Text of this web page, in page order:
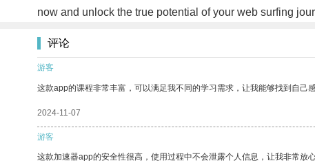
now and unlock the true potential of your web surfing
评论
游客
这款app的课程非常丰富，可以满足我不同的学习需求，让我能够找到自己感
2024-11-07
游客
这款加速器app的安全性很高，使用过程中不会泄露个人信息，让我非常放心